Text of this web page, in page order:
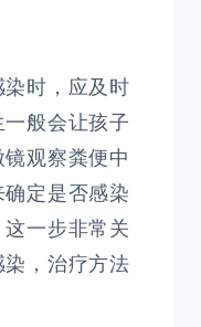
时，应及时
般会让孩子
观察粪便中
定是否感染
一步非常关
，治疗方法